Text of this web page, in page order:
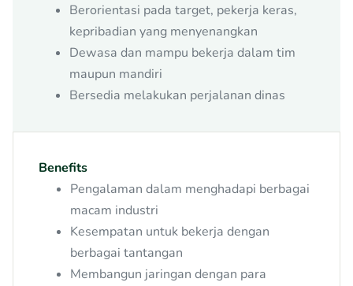
Berorientasi pada target, pekerja keras,
kepribadian yang menyenangkan
Dewasa dan mampu bekerja dalam tim
maupun mandiri
Bersedia melakukan perjalanan dinas
Benefits
Pengalaman dalam menghadapi berbagai
macam industri
Kesempatan untuk bekerja dengan
berbagai tantangan
Membangun jaringan dengan para